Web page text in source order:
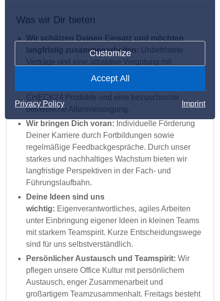
Customize
Accept All
Privacy Policy Imprint
Was wir Dir bieten
Wir schätzen Deinen Einsatz und möchten
langfristig zusammenarbeiten: Unbefristete
Verträge und eine attraktive Vergütung mit
jährlichen Prämien für besondere Erfolge.
Obendrauf bieten wir Dir Gutscheine für zahlreiche
CHECK24 Produkte und eine bezuschusste
betriebliche Altersversorgung.
Wir bringen Dich voran: Individuelle Förderung
Deiner Karriere durch Fortbildungen sowie
regelmäßige Feedbackgespräche. Durch unser
starkes und nachhaltiges Wachstum bieten wir
langfristige Perspektiven in der Fach- und
Führungslaufbahn.
Deine Ideen sind uns
wichtig: Eigenverantwortliches, agiles Arbeiten
unter Einbringung eigener Ideen in kleinen Teams
mit starkem Teamspirit. Kurze Entscheidungswege
sind für uns selbstverständlich.
Persönlicher Austausch und Teamspirit: Wir
pflegen unsere Office Kultur mit persönlichem
Austausch, enger Zusammenarbeit und
großartigem Teamzusammenhalt. Freitags besteht